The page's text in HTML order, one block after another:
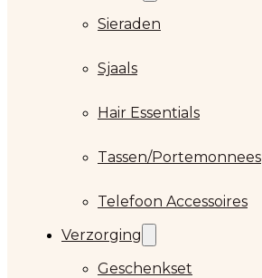
Sieraden
Sjaals
Hair Essentials
Tassen/Portemonnees
Telefoon Accessoires
Verzorging
Geschenkset